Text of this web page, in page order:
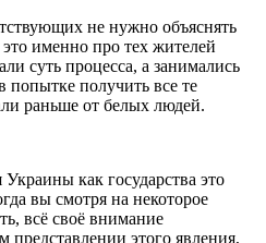
не нужно объяснять
это именно про тех жителей
суть процесса, а занимались
получить все те
раньше от белых людей.
как государства это
вы смотря на некоторое
всё своё внимание
представлении этого явления,